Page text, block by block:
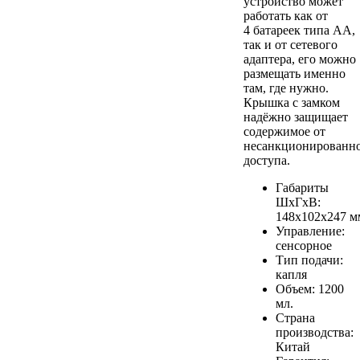
работать как от
4 батареек типа АА,
так и от сетевого
адаптера, его можно
размещать именно
там, где нужно.
Крышка с замком
надёжно защищает
содержимое от
доступа.
Габариты
ШхГхВ:
148х102х247
Управление:
сенсорное
Тип подачи:
капля
Объем: 1200
мл.
Страна
производства:
Китай